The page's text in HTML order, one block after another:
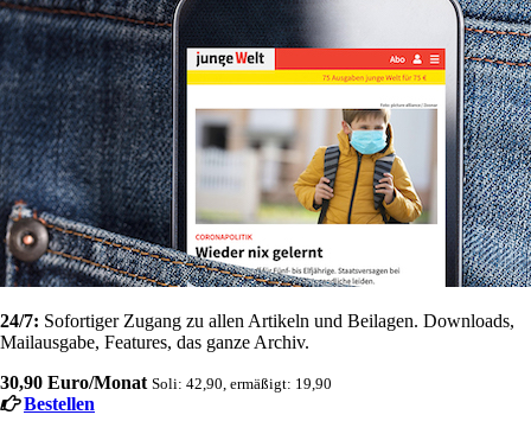
24/7: Sofortiger Zugang zu allen Artikeln und Beilagen. Downloads,
Mailausgabe, Features, das ganze Archiv.
30,90 Euro/Monat Soli: 42,90, ermäßigt: 19,90
Bestellen